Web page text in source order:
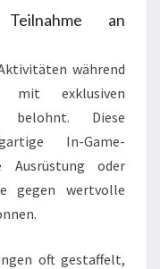
an
während
mit exklusiven
belohnt. Diese
In-Game-
Ausrüstung oder
gegen wertvolle
oft gestaffelt,